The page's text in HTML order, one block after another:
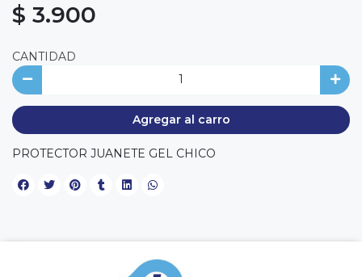
$ 3.900
CANTIDAD
Agregar al carro
PROTECTOR JUANETE GEL CHICO